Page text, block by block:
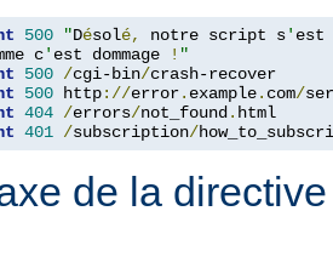
500 "Désolé, notre script s' est
c' est dommage ! "
500 /cgi-bin/
500 http://error. example. com/
404 /errors/not_found .
401 /subscription/
de la